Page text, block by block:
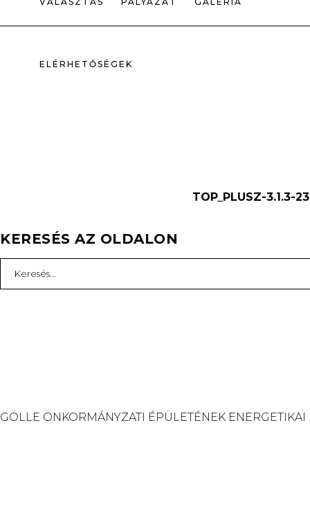
ELÉRHETŐSÉGEK
TOP_PLUSZ-
KERESÉS AZ OLDALON
for:
GÖLLE ÖNKORMÁNYZATI ÉPÜLETÉNEK ENERGETIKAI